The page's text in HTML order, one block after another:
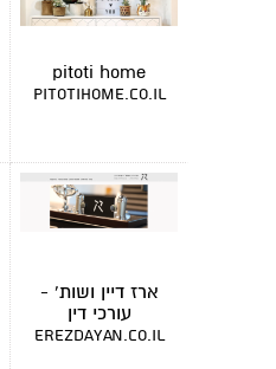
pitoti home
pitotihome.co.il
ארז דיין ושות' -
עורכי דין
erezdayan.co.il